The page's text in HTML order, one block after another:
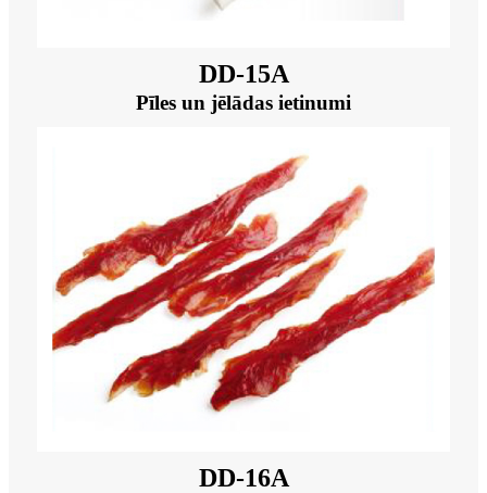
DD-15A
Pīles un jēlādas ietinumi
DD-16A